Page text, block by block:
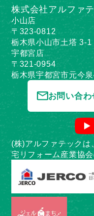
株式会社アルファ
小山店
〒323-0812
栃木県小山市土塔 3-1
宇都宮店
〒321-0954
栃木県宇都宮市元今
お問い合わ
(株)アルファテック
宅リフォーム産業協